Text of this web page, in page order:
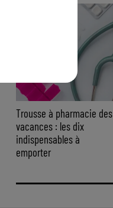
Trousse à pharmacie des
vacances : les dix
indispensables à
emporter